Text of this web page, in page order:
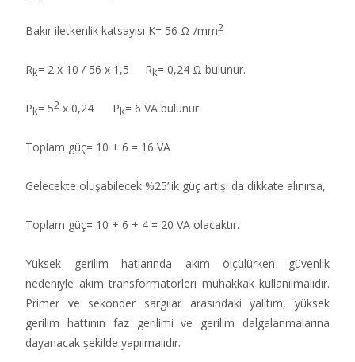
Bakır iletkenlik katsayısı K= 56 Ω /mm2
Rk= 2 x 10 / 56 x 1,5 Rk= 0,24 Ω bulunur.
Pk= 52 x 0,24 Pk= 6 VA bulunur.
Toplam güç= 10 + 6 = 16 VA
Gelecekte oluşabilecek %25’lik güç artışı da dikkate alınırsa,
Toplam güç= 10 + 6 + 4 = 20 VA olacaktır.
Yüksek gerilim hatlarında akım ölçülürken güvenlik
nedeniyle akım transformatörleri muhakkak kullanılmalıdır.
Primer ve sekonder sargılar arasındaki yalıtım, yüksek
gerilim hattının faz gerilimi ve gerilim dalgalanmalarına
dayanacak şekilde yapılmalıdır.